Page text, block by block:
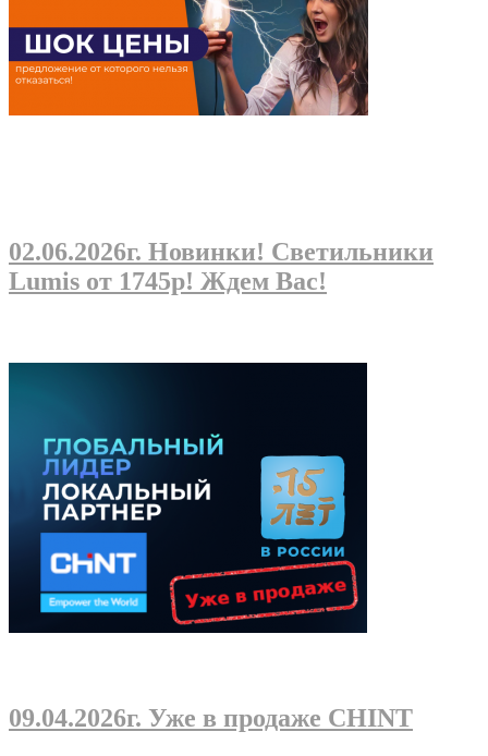
02.06.2026г. Новинки! Светильники
Lumis от 1745р! Ждем Вас!
09.04.2026г. Уже в продаже CHINT